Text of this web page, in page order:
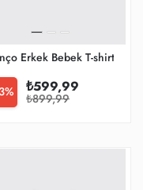
Erkek Bebek T-shirt
₺599,99
₺899,99